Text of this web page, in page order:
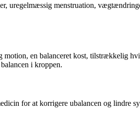
uregelmæssig menstruation,
en balanceret kost, tilstrækkelig
i kroppen.
for at korrigere ubalancen og lindre